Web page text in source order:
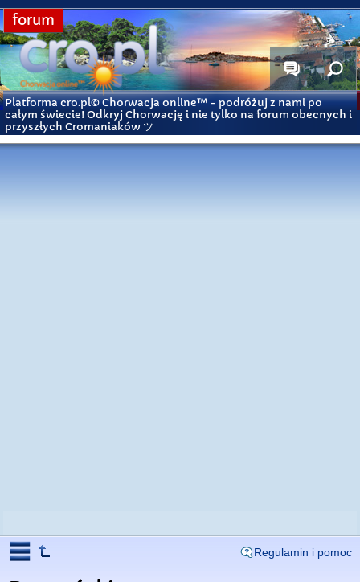
forum
Platforma cro.pl© Chorwacja online™ - podróżuj z nami po
całym świecie! Odkryj Chorwację i nie tylko na forum obecnych i
przyszłych Cromaniaków ツ
Regulamin i pomoc